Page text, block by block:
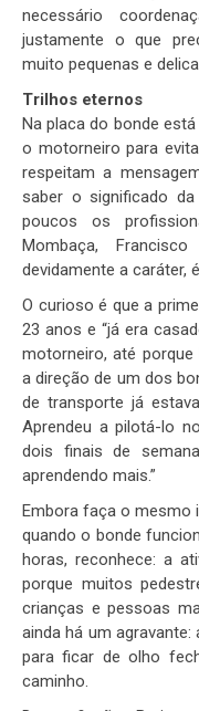
necessário
justamente o que
muito pequenas e
Trilhos eternos
Na placa do bonde
o motorneiro para
respeitam a
saber o significado
poucos os
Mombaça,
devidamente a caráter,
O curioso é que a
23 anos e “já era
motorneiro, até porque
a direção de um dos
de transporte já
Aprendeu a pilotá-lo
dois finais de
aprendendo mais.”
Embora faça o mesmo
quando o bonde
horas, reconhece: a
porque muitos
crianças e pessoas
ainda há um
para ficar de olho
caminho.